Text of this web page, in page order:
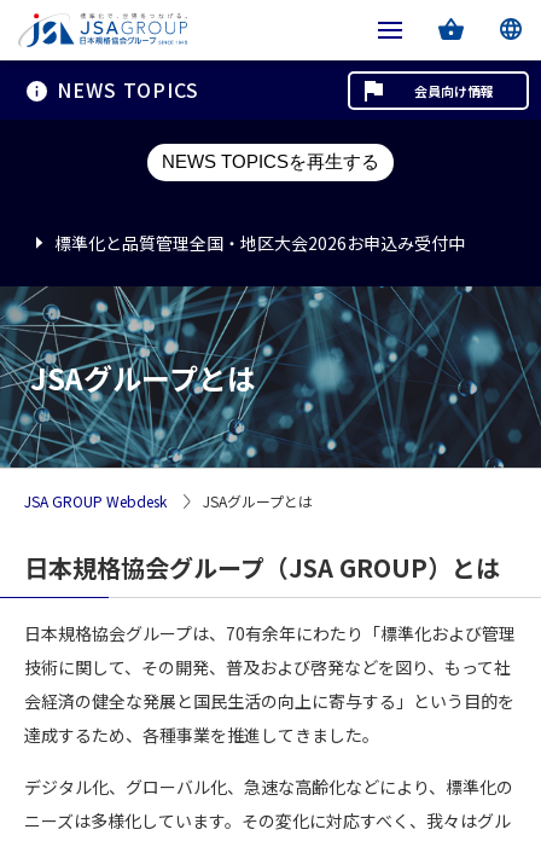
NEWS TOPICS
NEWS TOPICSを再生する
標準化と品質管理全国・地区大会2026お申込み受付中
標準化と品質管理全国・地区大会2026お申込み受付中
標準化と品質管理全国・地区大会2026お申込み受付中
会員向け情報
JSAグループとは
JSA GROUP Webdesk JSAグループとは
日本規格協会グループ（JSA GROUP）とは
日本規格協会グループは、70有余年にわたり「標準化および管理
技術に関して、その開発、普及および啓発などを図り、もって社
会経済の健全な発展と国民生活の向上に寄与する」という目的を
達成するため、各種事業を推進してきました。
デジタル化、グローバル化、急速な高齢化などにより、標準化の
ニーズは多様化しています。その変化に対応すべく、我々はグル